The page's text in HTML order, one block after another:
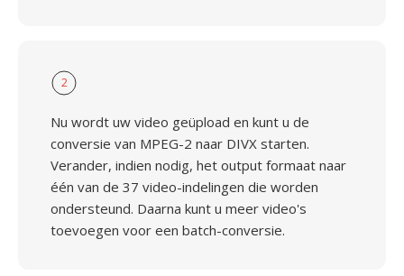
2
Nu wordt uw video geüpload en kunt u de
conversie van MPEG-2 naar DIVX starten.
Verander, indien nodig, het output formaat naar
één van de 37 video-indelingen die worden
ondersteund. Daarna kunt u meer video's
toevoegen voor een batch-conversie.